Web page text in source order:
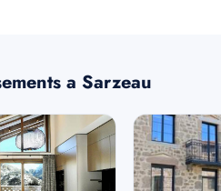
a Sarzeau